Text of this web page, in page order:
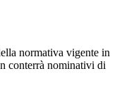
normativa vigente in
conterrà nominativi di